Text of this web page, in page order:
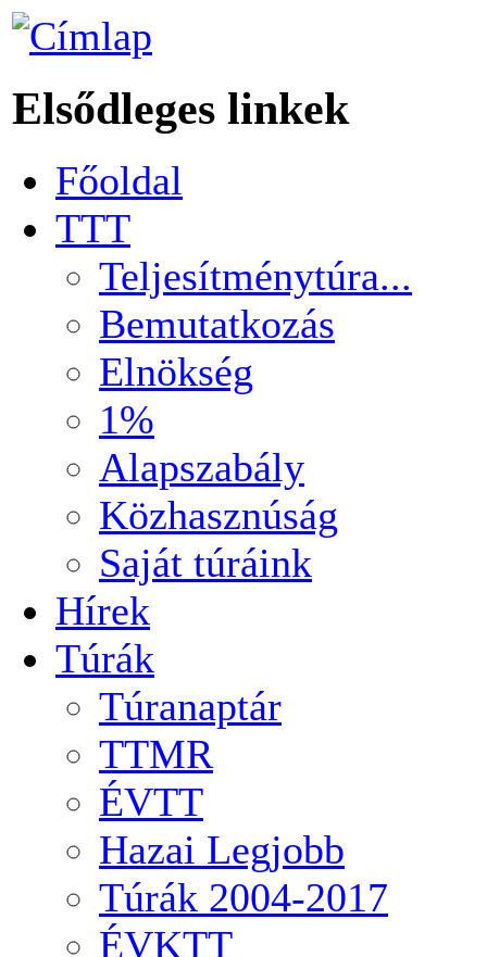
Elsődleges linkek
Főoldal
TTT
Teljesítménytúra...
Bemutatkozás
Elnökség
1%
Alapszabály
Közhasznúság
Saját túráink
Hírek
Túrák
Túranaptár
TTMR
ÉVTT
Hazai Legjobb
Túrák 2004-2017
ÉVKTT